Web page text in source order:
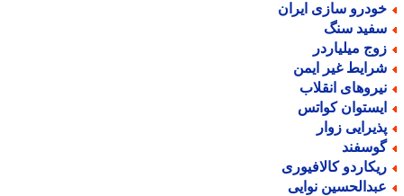
سازی ایران
سنگ
میلیاردر
غیر ایمن
انقلاب
کواتس
زوار
کالافیوری
نوایی